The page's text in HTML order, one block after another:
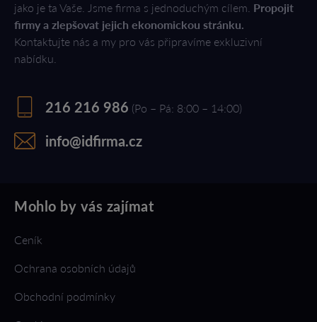
jako je ta Vaše. Jsme firma s jednoduchým cílem. Propojit
firmy a zlepšovat jejich ekonomickou stránku.
Kontaktujte nás a my pro vás připravíme exkluzivní
nabídku.
216 216 986 (Po – Pá: 8:00 – 14:00)
info@idfirma.cz
Mohlo by vás zajímat
Ceník
Ochrana osobních údajů
Obchodní podmínky